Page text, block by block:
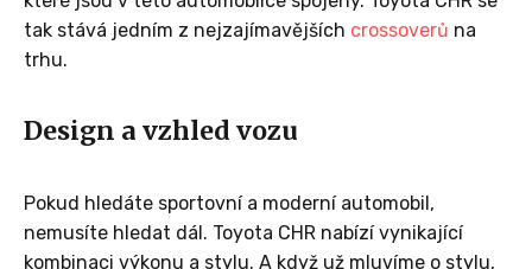
tak stává jedním z nejzajímavějších crossoverů na
trhu.
Design a vzhled vozu
Pokud hledáte sportovní a moderní automobil,
nemusíte hledat dál. Toyota CHR nabízí vynikající
kombinaci výkonu a stylu. A když už mluvíme o stylu,